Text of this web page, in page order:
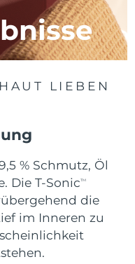
LIEBEN
% Schmutz, Öl
Die T-SonicTM
die
im Inneren zu
Lieferung8/9/26
Lieferung8/9/26
Lieferung8/11/26
8/9/26
Lieferung8/13/26
Lieferung8/10/26
Lieferung